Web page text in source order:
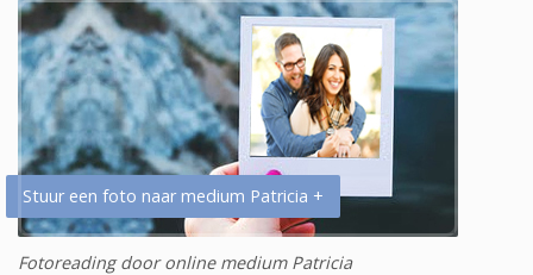
Stuur een foto naar medium Patricia +
Fotoreading door online medium Patricia